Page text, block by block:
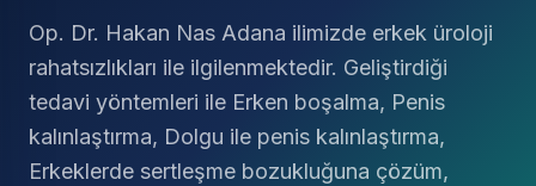
Op. Dr. Hakan Nas Adana ilimizde erkek üroloji
rahatsızlıkları ile ilgilenmektedir. Geliştirdiği
tedavi yöntemleri ile Erken boşalma, Penis
kalınlaştırma, Dolgu ile penis kalınlaştırma,
Erkeklerde sertleşme bozukluğuna çözüm,